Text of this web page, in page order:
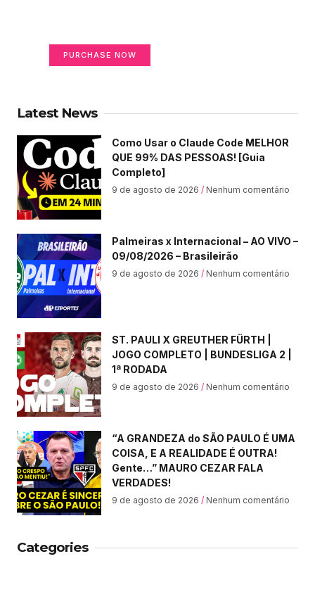
PURCHASE NOW
Latest News
Como Usar o Claude Code MELHOR
QUE 99% DAS PESSOAS! [Guia
Completo]
9 de agosto de 2026 Nenhum comentário
Palmeiras x Internacional – AO VIVO –
09/08/2026 – Brasileirão
9 de agosto de 2026 Nenhum comentário
ST. PAULI X GREUTHER FÜRTH |
JOGO COMPLETO | BUNDESLIGA 2 |
1ª RODADA
9 de agosto de 2026 Nenhum comentário
“A GRANDEZA do SÃO PAULO É UMA
COISA, E A REALIDADE É OUTRA!
Gente…” MAURO CEZAR FALA
VERDADES!
9 de agosto de 2026 Nenhum comentário
Categories